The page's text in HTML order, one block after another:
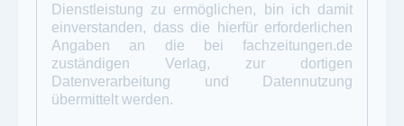
Dienstleistung zu ermöglichen, bin ich damit
einverstanden, dass die hierfür erforderlichen
Angaben an die bei fachzeitungen.de
zuständigen Verlag, zur dortigen
Datenverarbeitung und Datennutzung
übermittelt werden.